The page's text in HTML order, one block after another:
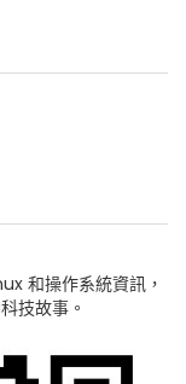
和操作系統資訊，
技故事。